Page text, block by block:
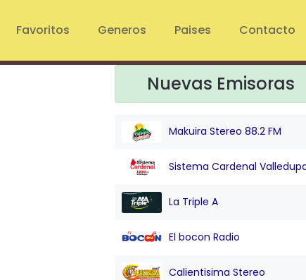
Favoritos Generos Paises Contacto
Nuevas Emisoras
Makuira Stereo 88.2 FM
Sistema Cardenal
La Triple A
El bocon Radio
Calientisima Stereo